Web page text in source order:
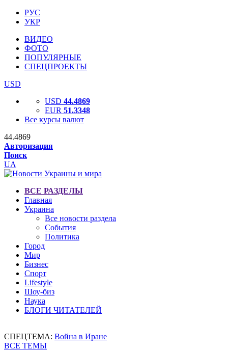
РУС
УКР
ВИДЕО
ФОТО
ПОПУЛЯРНЫЕ
СПЕЦПРОЕКТЫ
USD
USD 44.4869
EUR 51.3348
Все курсы валют
44.4869
Авторизация
Поиск
UA
ВСЕ РАЗДЕЛЫ
Главная
Украина
Все новости раздела
События
Политика
Город
Мир
Бизнес
Спорт
Lifestyle
Шоу-биз
Наука
БЛОГИ ЧИТАТЕЛЕЙ
СПЕЦТЕМА: Война в Иране
ВСЕ ТЕМЫ